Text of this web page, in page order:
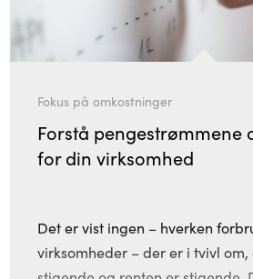
Fokus på omkostninger
Forstå pengestrømmene
for din virksomhed
Det er vist ingen – hverken
virksomheder – der er i tvivl